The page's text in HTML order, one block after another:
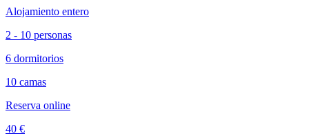
Alojamiento entero
2 - 10 personas
6 dormitorios
10 camas
Reserva online
40 €